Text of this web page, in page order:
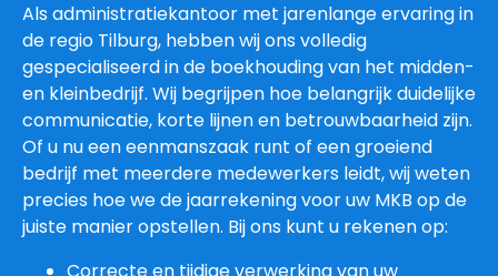
Als administratiekantoor met jarenlange ervaring in
de regio Tilburg, hebben wij ons volledig
gespecialiseerd in de boekhouding van het midden-
en kleinbedrijf. Wij begrijpen hoe belangrijk duidelijke
communicatie, korte lijnen en betrouwbaarheid zijn.
Of u nu een eenmanszaak runt of een groeiend
bedrijf met meerdere medewerkers leidt, wij weten
precies hoe we de jaarrekening voor uw MKB op de
juiste manier opstellen. Bij ons kunt u rekenen op: